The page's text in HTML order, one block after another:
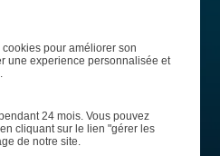
POUR
toute simplicité
pour améliorer son
une experience personnalisée et
24 mois. Vous pouvez
cliquant sur le lien "gérer les
de notre site.